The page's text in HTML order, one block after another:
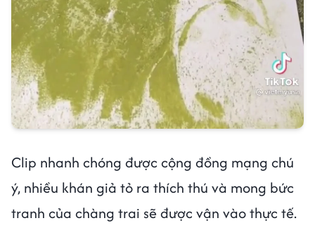
Clip nhanh chóng được cộng đồng mạng chú
ý, nhiều khán giả tỏ ra thích thú và mong bức
tranh của chàng trai sẽ được vận vào thực tế.